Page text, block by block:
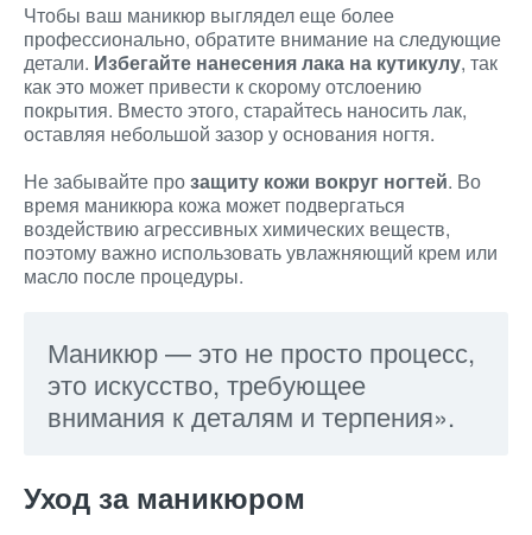
Чтобы ваш маникюр выглядел еще более
профессионально, обратите внимание на следующие
детали. Избегайте нанесения лака на кутикулу, так
как это может привести к скорому отслоению
покрытия. Вместо этого, старайтесь наносить лак,
оставляя небольшой зазор у основания ногтя.
Не забывайте прозащиту кожи вокруг ногтей. Во
время маникюра кожа может подвергаться
воздействию агрессивных химических веществ,
поэтому важно использовать увлажняющий крем или
масло после процедуры.
Маникюр — это не просто процесс,
это искусство, требующее
внимания к деталям и терпения».
Уход за маникюром